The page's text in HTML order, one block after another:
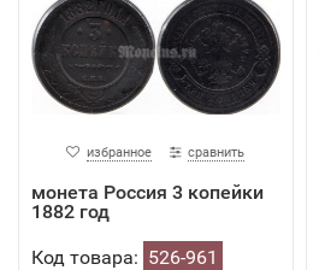
избранное сравнить
монета Россия 3 копейки
1882 год
Код товара: 526-961